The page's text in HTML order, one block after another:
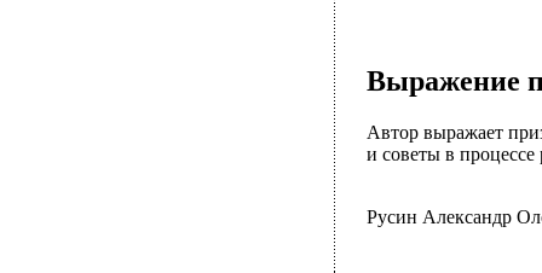
Выражение
Автор выражает
и советы в
Русин Александр